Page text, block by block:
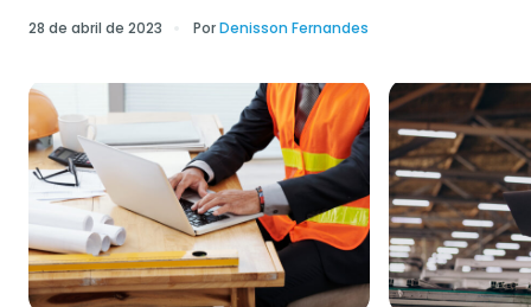
28 de abril de 2023 PorDenisson Fernandes